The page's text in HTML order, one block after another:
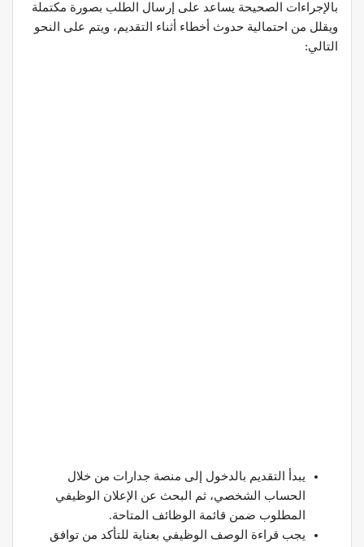
بالإجراءات الصحيحة يساعد على إرسال الطلب بصورة مكتملة
ويقلل من احتمالية حدوث أخطاء أثناء التقديم، ويتم على النحو
التالي:
يبدأ التقديم بالدخول إلى منصة جدارات من خلال
الحساب الشخصي، ثم البحث عن الإعلان الوظيفي
المطلوب ضمن قائمة الوظائف المتاحة.
يجب قراءة الوصف الوظيفي بعناية للتأكد من توافق